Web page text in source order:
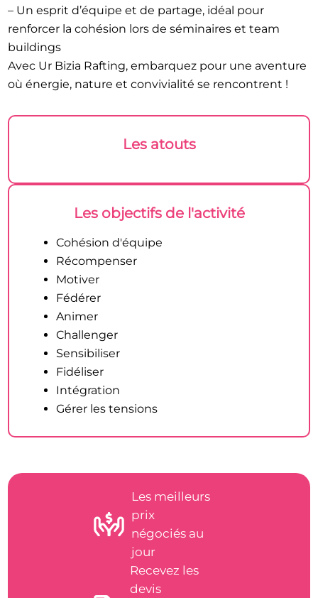
– Un esprit d’équipe et de partage, idéal pour
renforcer la cohésion lors de séminaires et team
buildings
Avec Ur Bizia Rafting, embarquez pour une aventure
où énergie, nature et convivialité se rencontrent !
Les atouts
Les objectifs de l'activité
Cohésion d'équipe
Récompenser
Motiver
Fédérer
Animer
Challenger
Sensibiliser
Fidéliser
Intégration
Gérer les tensions
Les meilleurs
prix
négociés au
jour
Recevez les
devis